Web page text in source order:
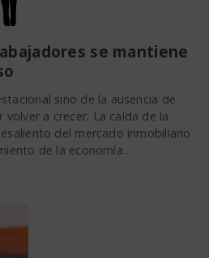
se mantiene
sino de la ausencia de
a crecer. La caída de la
del mercado inmobiliario
de la economía…